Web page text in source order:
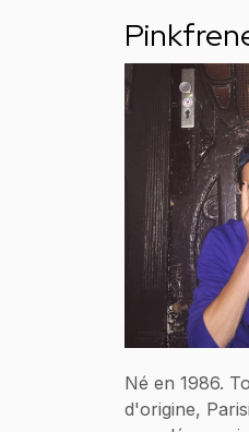
Né en 1986.
d'origine,